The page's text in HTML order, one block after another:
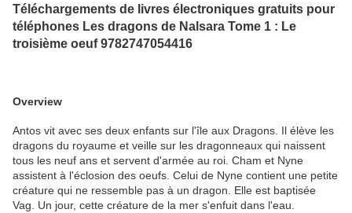
Téléchargements de livres électroniques gratuits pour
téléphones Les dragons de Nalsara Tome 1 : Le
troisième oeuf 9782747054416
Overview
Antos vit avec ses deux enfants sur l'île aux Dragons. Il élève les
dragons du royaume et veille sur les dragonneaux qui naissent
tous les neuf ans et servent d'armée au roi. Cham et Nyne
assistent à l'éclosion des oeufs. Celui de Nyne contient une petite
créature qui ne ressemble pas à un dragon. Elle est baptisée
Vag. Un jour, cette créature de la mer s'enfuit dans l'eau.